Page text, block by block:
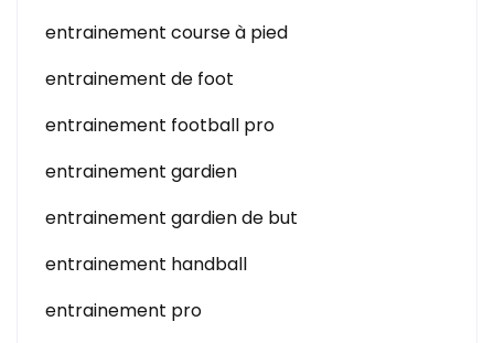
entrainement course à pied
entrainement de foot
entrainement football pro
entrainement gardien
entrainement gardien de but
entrainement handball
entrainement pro